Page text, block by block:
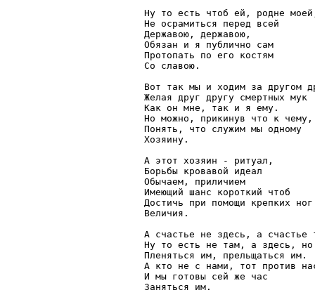
Ну то есть чтоб ей, родне
Не осрамиться перед всей
Державою, державою,
Обязан и я публично сам
Протопать по его костям
Со славою.
Вот так мы и ходим за другом
Желая друг другу смертных мук
Как он мне, так и я ему.
Но можно, прикинув что к чему,
Понять, что служим мы одному
Хозяину.
А этот хозяин - ритуал,
Борьбы кровавой идеал
Обычаем, приличием
Имеющий шанс короткий чтоб
Достичь при помощи крепких ног
Величия.
А счастье не здесь, а счастье
Ну то есть не там, а здесь,
Пленяться им, прельщаться им.
А кто не с нами, тот против
И мы готовы сей же час
Заняться им.